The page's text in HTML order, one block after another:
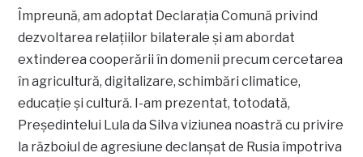
Împreună, am adoptat Declarația Comună privind
dezvoltarea relațiilor bilaterale și am abordat
extinderea cooperării în domenii precum cercetarea
în agricultură, digitalizare, schimbări climatice,
educație și cultură. I-am prezentat, totodată,
Președintelui Lula da Silva viziunea noastră cu privire
la războiul de agresiune declanșat de Rusia împotriva